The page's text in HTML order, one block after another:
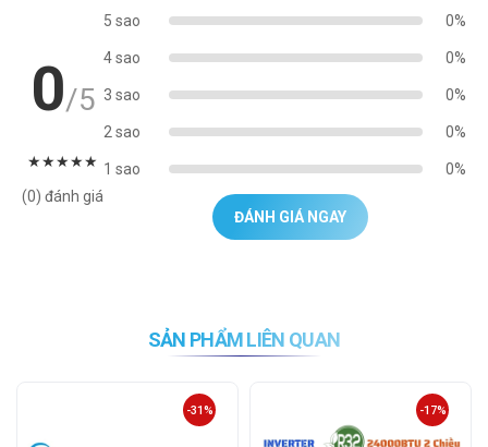
0/5
★★★★★
(0) đánh giá
5 sao 0%
4 sao 0%
3 sao 0%
2 sao 0%
1 sao 0%
ĐÁNH GIÁ NGAY
SẢN PHẨM LIÊN QUAN